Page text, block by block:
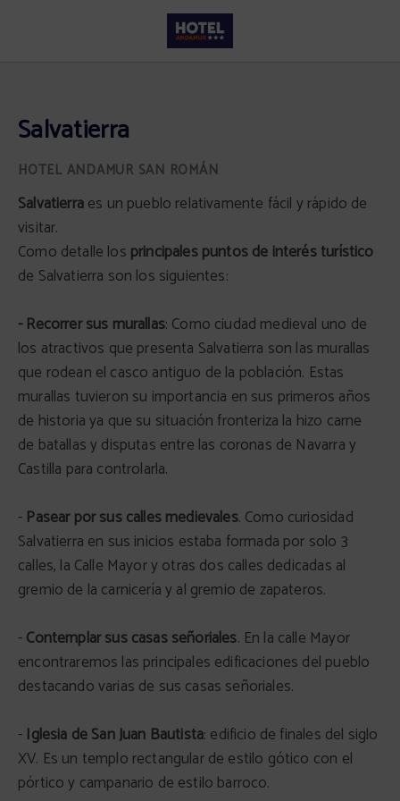
Salvatierra
Salvatierraes un pueblo relativamente fácil y rápido de
visitar.
Como detalle los principales puntos de interés turístico
de Salvatierra son los siguientes:
- Recorrer sus murallas: Como ciudad medieval uno de
los atractivos que presenta Salvatierra son las murallas
que rodean el casco antiguo de la población. Estas
murallas tuvieron su importancia en sus primeros años
de historia ya que su situación fronteriza la hizo carne
de batallas y disputas entre las coronas de Navarra y
Castilla para controlarla.
- Pasear por sus calles medievales. Como curiosidad
Salvatierra en sus inicios estaba formada por solo 3
calles, la Calle Mayor y otras dos calles dedicadas al
gremio de la carnicería y al gremio de zapateros.
-Contemplar sus casas señoriales. En la calle Mayor
encontraremos las principales edificaciones del pueblo
destacando varias de sus casas señoriales.
- Iglesia de San Juan Bautista: edificio de finales del siglo
XV. Es un templo rectangular de estilo gótico con el
pórtico y campanario de estilo barroco.